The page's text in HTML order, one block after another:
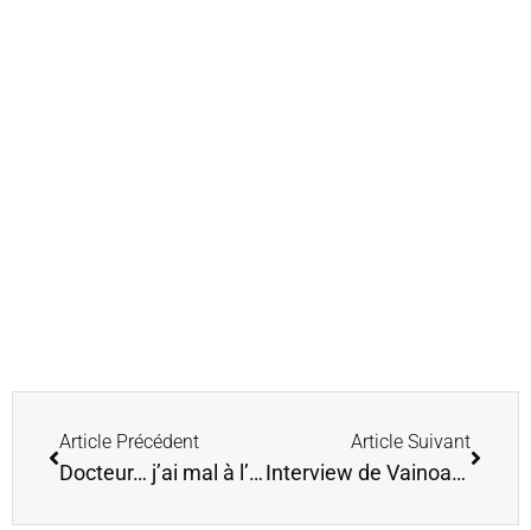
Article Précédent
Docteur… j’ai mal à l’intérieur
Article Suivant
Interview de Vainoaterai, ou comment allier travail et passion